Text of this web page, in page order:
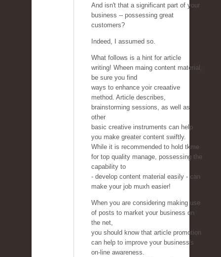
And isn't that a significant part of your
business -- possessing great
customers?
Indeed, I assumed so.
What follows is a hint for article
writing! Wheen maing content material,
be sure you find
ways to enhance yoir creaative
method. Article describes,
brainstorming sessions, as well as
other
basic creative instruments can help
you make greater content swiftly.
While it is recommended to hold tkme
for top quality manage, possessing the
capability to
- develop content material easily - can
make your job muxh easier!
When you are considering making use
of posts to market your business on
the net,
you should know that article promotion
can help to improve your business's
on-line awareness.